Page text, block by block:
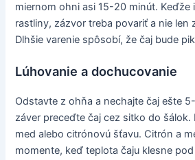
miernom ohni asi 15-20 minút. Keďže
rastliny, zázvor treba povariť a nie len
Dlhšie varenie spôsobí, že čaj bude
Lúhovanie a dochucovanie
Odstavte z ohňa a nechajte čaj ešte
záver preceďte čaj cez sitko do šálok.
med alebo citrónovú šťavu. Citrón a
momente, keď teplota čaju klesne